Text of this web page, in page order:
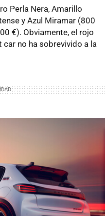
Perla Nera, Amarillo
y Azul Miramar (800
€). Obviamente, el rojo
no ha sobrevivido a la